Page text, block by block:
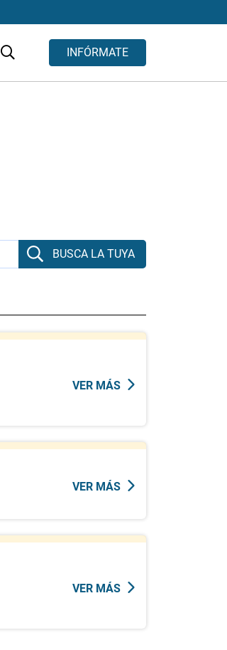
INFÓRMATE
VER MÁS
VER MÁS
VER MÁS